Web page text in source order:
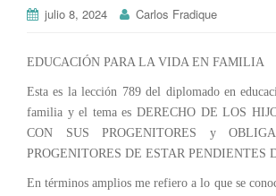
julio 8, 2024 Carlos Fradique
EDUCACIÓN PARA LA VIDA EN FAMILIA
Esta es la lección 789 del diplomado en
familia y el tema es DERECHO DE LOS
CON SUS PROGENITORES y
PROGENITORES DE ESTAR PENDIENTES
En términos amplios me refiero a lo que se